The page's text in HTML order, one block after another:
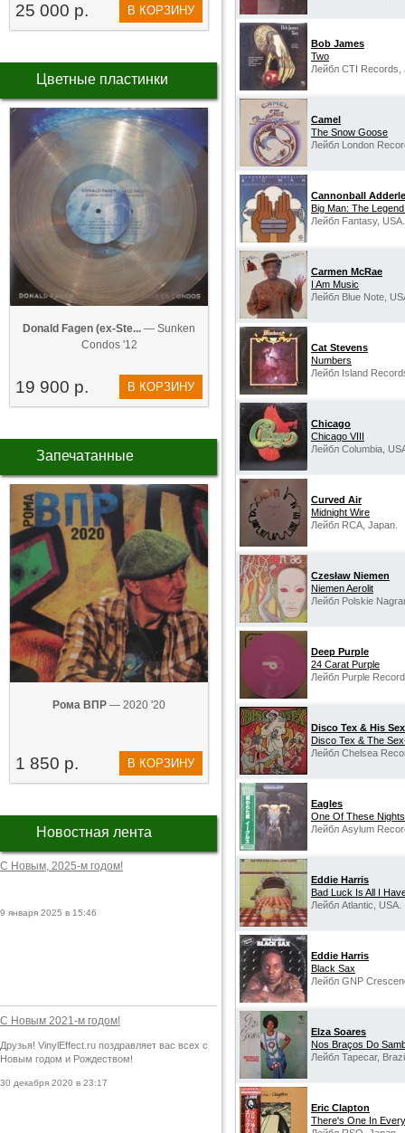
25 000 р. В КОРЗИНУ
Цветные пластинки
Donald Fagen (ex-Ste... — Sunken
Condos '12
19 900 р. В КОРЗИНУ
Запечатанные
Рома ВПР — 2020 '20
1 850 р. В КОРЗИНУ
Новостная лента
С Новым, 2025-м годом!
9 января 2025 в 15:46
С Новым 2021-м годом!
Друзья! VinylEffect.ru поздравляет вас всех с
Новым годом и Рождеством!
30 декабря 2020 в 23:17
Bob James
Two
Лейбл CTI Records,
Camel
The Snow Goose
Лейбл London
Cannonball
Big Man: The
Лейбл Fantasy, USA.
Carmen McRae
I Am Music
Лейбл Blue Note,
Cat Stevens
Numbers
Лейбл Island
Chicago
Chicago VIII
Лейбл Columbia,
Curved Air
Midnight Wire
Лейбл RCA, Japan.
Czesław Niemen
Niemen Aerolit
Лейбл Polskie
Deep Purple
24 Carat Purple
Лейбл Purple
Disco Tex & His
Disco Tex & The
Лейбл Chelsea
Eagles
‎One Of These Nights
Лейбл Asylum
Eddie Harris
Bad Luck Is All I
Лейбл Atlantic, USA.
Eddie Harris
Black Sax
Лейбл GNP
Elza Soares
Nos Braços Do
Лейбл Tapecar,
Eric Clapton
There's One In